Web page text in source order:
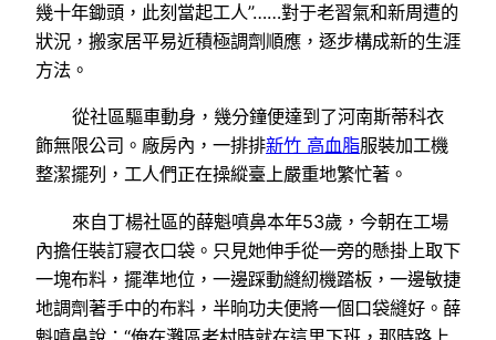
幾十年鋤頭，此刻當起工人”……對于老習氣和新周遭的
狀況，搬家居平易近積極調劑順應，逐步構成新的生涯
方法。
從社區驅車動身，幾分鐘便達到了河南斯蒂科衣
飾無限公司。廠房內，一排排新竹 高血脂服裝加工機
整潔擺列，工人們正在操縱臺上嚴重地繁忙著。
來自丁楊社區的薛魁噴鼻本年53歲，今朝在工場
內擔任裝訂寢衣口袋。只見她伸手從一旁的懸掛上取下
一塊布料，擺準地位，一邊踩動縫紉機踏板，一邊敏捷
地調劑著手中的布料，半晌功夫便將一個口袋縫好。薛